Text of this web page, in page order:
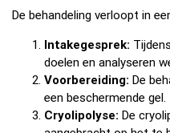
De behandeling verloopt in
Intakegesprek:
doelen en analyseren
Voorbereiding: De
een beschermende gel.
Cryolipolyse: De